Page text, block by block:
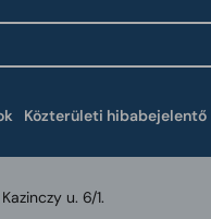
új ablakban
Közterületi hibabejelentő
u. 6/1.